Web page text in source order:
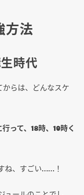
方法
時代
らは、どんなスケ
って、18時、19時く
ね、すごい……！